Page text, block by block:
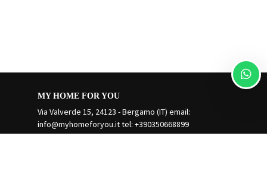
MY HOME FOR YOU
Via Valverde 15, 24123 - Bergamo (IT) email:
info@myhomeforyou.ittel: +390350668899